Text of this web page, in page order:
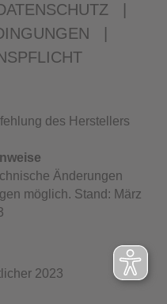
des Herstellers
Änderungen
möglich. Stand: März
2023